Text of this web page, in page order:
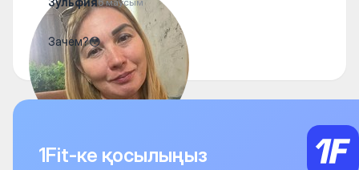
Зачем?😳
1Fit-ке қосылыңыз